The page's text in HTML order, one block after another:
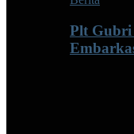
Plt Gubri